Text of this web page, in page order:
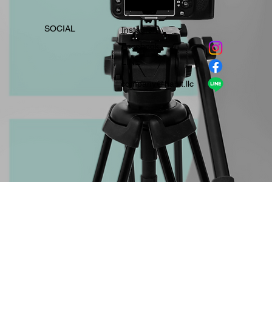
​SOCIAL
Instagram
​Facebook
company＠habit.llc